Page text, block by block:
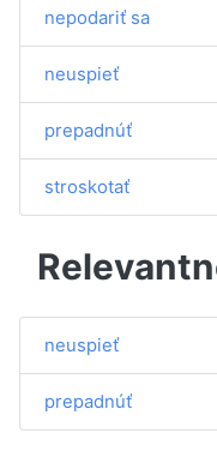
nepodariť sa
neuspieť
prepadnúť
stroskotať
neuspieť
prepadnúť